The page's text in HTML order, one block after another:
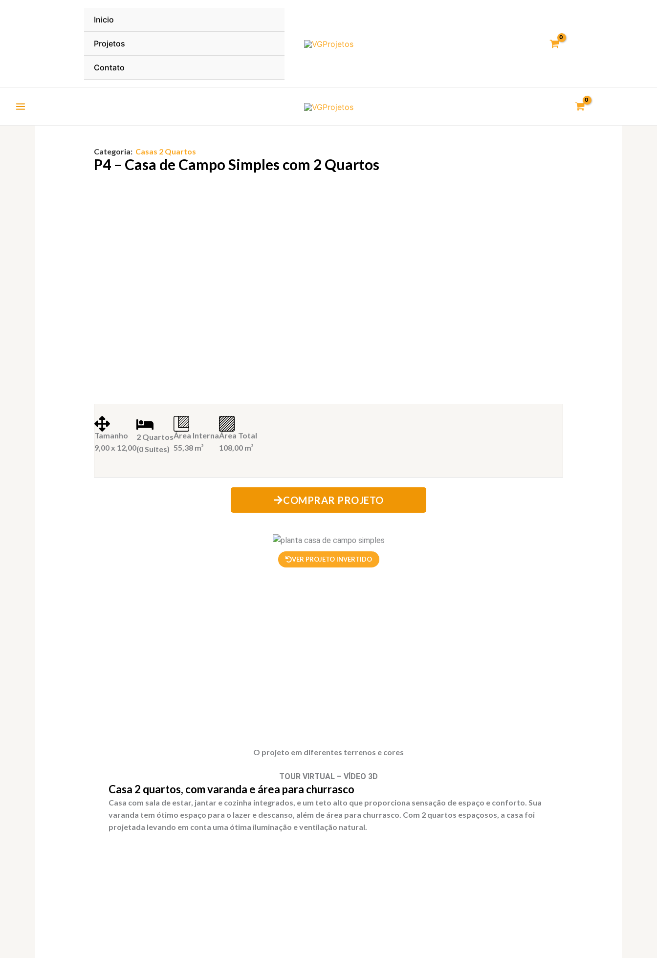
Inicio
Projetos
Contato
Categoria: Casas 2 Quartos
P4 – Casa de Campo Simples com 2 Quartos
Tamanho
9,00 x 12,00
2 Quartos
(0 Suítes)
Área Interna
55,38 m²
Área Total
108,00 m²
COMPRAR PROJETO
VER PROJETO INVERTIDO
O projeto em diferentes terrenos e cores
TOUR VIRTUAL – VÍDEO 3D
Casa 2 quartos, com varanda e área para churrasco
Casa com sala de estar, jantar e cozinha integrados, e um teto alto que proporciona sensação de espaço e conforto. Sua
varanda tem ótimo espaço para o lazer e descanso, além de área para churrasco. Com 2 quartos espaçosos, a casa foi
projetada levando em conta uma ótima iluminação e ventilação natural.